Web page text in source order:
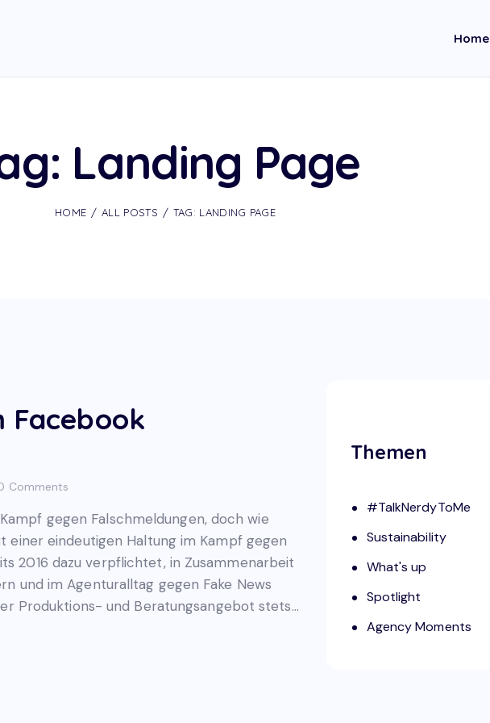
Home
Landing Page
HOME ALL POSTS TAG: LANDING PAGE
Facebook
Comments
gegen Falschmeldungen, doch wie
einer eindeutigen Haltung im Kampf gegen
2016 dazu verpflichtet, in Zusammenarbeit
und im Agenturalltag gegen Fake News
Produktions- und Beratungsangebot stets…
Themen
#TalkNerdyToMe
Sustainability
What's up
Spotlight
Agency Moments